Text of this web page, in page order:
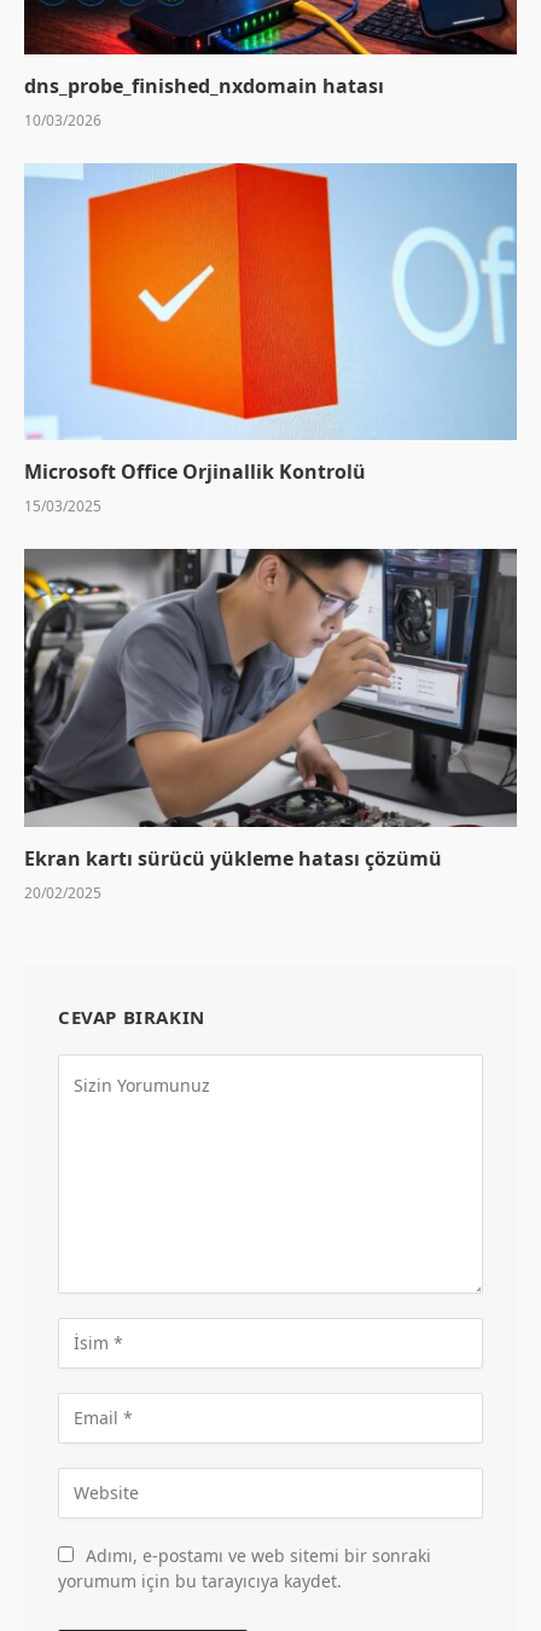
dns_probe_finished_nxdomain hatası
10/03/2026
Microsoft Office Orjinallik Kontrolü
15/03/2025
Ekran kartı sürücü yükleme hatası çözümü
20/02/2025
CEVAP BIRAKIN
Adımı, e-postamı ve web sitemi bir sonraki
yorumum için bu tarayıcıya kaydet.